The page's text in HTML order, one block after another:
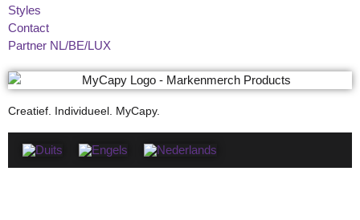
Styles
Contact
Partner NL/BE/LUX
Creatief. Individueel. MyCapy.